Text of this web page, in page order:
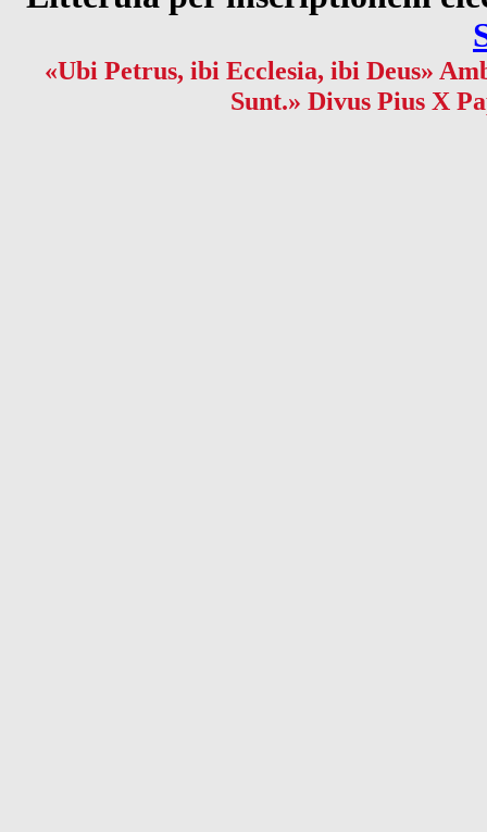
«Ubi Petrus, ibi Ecclesia, ibi Deus»
Sunt.» Divus Pius X